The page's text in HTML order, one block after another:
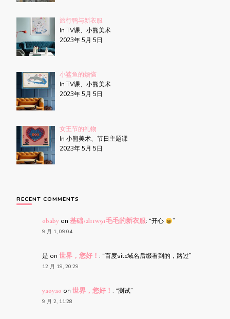
旅行鸭与新衣服
In TV课、小熊美术
2023年 5月 5日
小鲨鱼的烦恼
In TV课、小熊美术
2023年 5月 5日
女王节的礼物
In 小熊美术、节日主题课
2023年 5月 5日
RECENT COMMENTS
obaby on 基础s2l11w91毛毛的新衣服: “开心 ”
9 月 1, 09:04
是 on 世界，您好！ : “百度site域名后缀看到的，路过”
12 月 19, 20:29
yaoyao on 世界，您好！ : “测试”
9 月 2, 11:28